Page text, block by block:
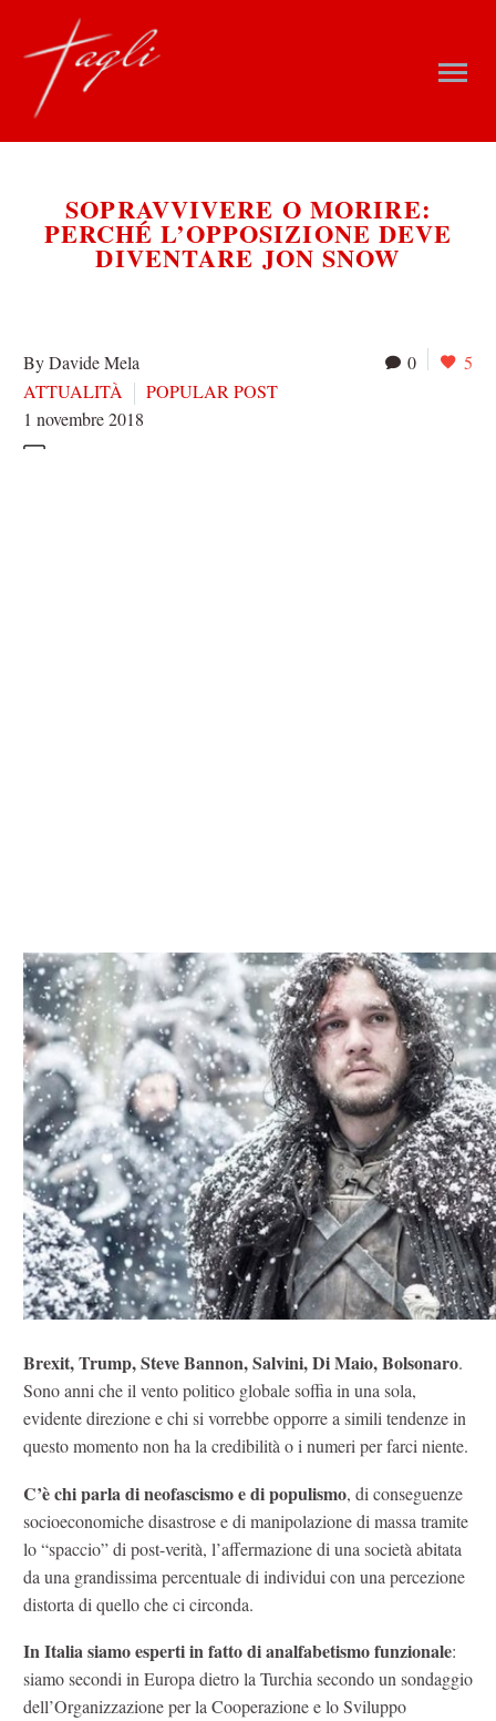
SOPRAVVIVERE O MORIRE:
PERCHÉ L’OPPOSIZIONE DEVE
DIVENTARE JON SNOW
0 5
By Davide Mela
ATTUALITÀ
POPULAR POST
1 novembre 2018
Brexit, Trump, Steve Bannon, Salvini, Di Maio, Bolsonaro.
Sono anni che il vento politico globale soffia in una sola,
evidente direzione e chi si vorrebbe opporre a simili tendenze in
questo momento non ha la credibilità o i numeri per farci niente.
C’è chi parla di neofascismo e di populismo, di conseguenze
socioeconomiche disastrose e di manipolazione di massa tramite
lo “spaccio” di post-verità, l’affermazione di una società abitata
da una grandissima percentuale di individui con una percezione
distorta di quello che ci circonda.
In Italia siamo esperti in fatto di analfabetismo funzionale:
siamo secondi in Europa dietro la Turchia secondo un sondaggio
dell’Organizzazione per la Cooperazione e lo Sviluppo